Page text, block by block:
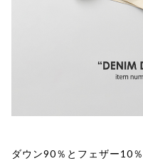
ダウン90％とフェザー10